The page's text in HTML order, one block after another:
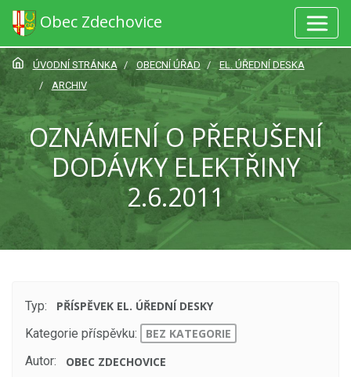
Obec Zdechovice
ÚVODNÍ STRÁNKA OBECNÍ ÚŘAD
EL. ÚŘEDNÍ DESKA
ARCHIV
OZNÁMENÍ O PŘERUŠENÍ
DODÁVKY ELEKTŘINY
2.6.2011
Typ:
PŘÍSPĚVEK EL. ÚŘEDNÍ DESKY
Kategorie příspěvku:
BEZ KATEGORIE
Autor:
OBEC ZDECHOVICE